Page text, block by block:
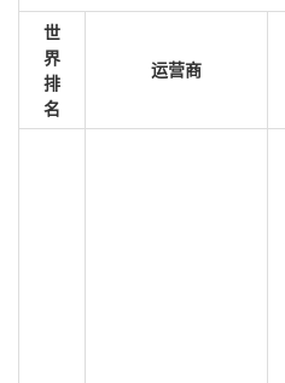
世
界
排
名
运营商